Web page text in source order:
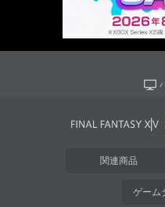
関連商品
ゲーム